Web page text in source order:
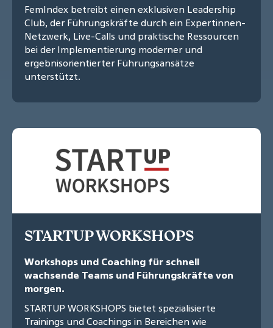
FemIndex betreibt einen exklusiven Leadership
Club, der Führungskräfte durch ein Expertinnen-
Netzwerk, Live-Calls und praktische Ressourcen
bei der Implementierung moderner und
ergebnisorientierter Führungsansätze
unterstützt.
STARTUP WORKSHOPS
Workshops und Coaching für schnell
wachsende Teams und Führungskräfte von
morgen.
STARTUP WORKSHOPS bietet spezialisierte
Trainings und Coachings in Bereichen wie